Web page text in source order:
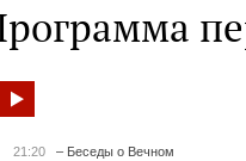
21:20 – Беседы о Вечном